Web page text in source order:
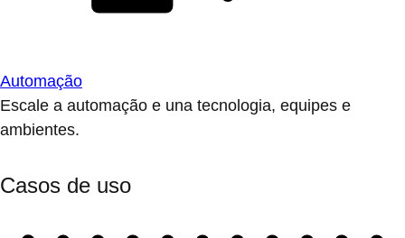
Automação
Escale a automação e una tecnologia, equipes e
ambientes.
Casos de uso